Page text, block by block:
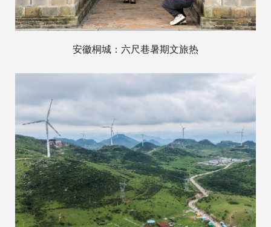
安徽桐城：六尺巷暑期文旅热